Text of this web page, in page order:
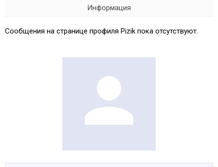
Информация
Сообщения на странице профиля Pizik пока отсутствуют.